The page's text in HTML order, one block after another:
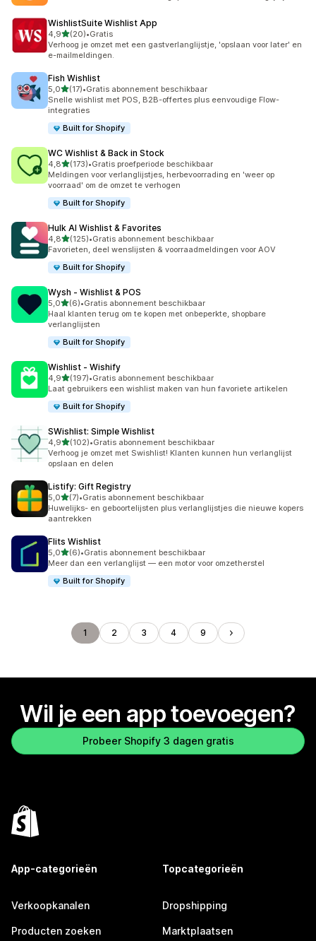
WishlistSuite Wishlist App
4,9van 5 sterren
(20)
20 recensies in totaal
•Gratis
Verhoog je omzet met een gastverlanglijstje, 'opslaan voor later' en
e-mailmeldingen.
Fish Wishlist
5,0van 5 sterren
(17)
17 recensies in totaal
•Gratis abonnement beschikbaar
Snelle wishlist met POS, B2B-offertes plus eenvoudige Flow-
integraties
Built for Shopify
WC Wishlist & Back in Stock
4,8van 5 sterren
(173)
173 recensies in totaal
•Gratis proefperiode beschikbaar
Meldingen voor verlanglijstjes, herbevoorrading en 'weer op
voorraad' om de omzet te verhogen
Built for Shopify
Hulk AI Wishlist & Favorites
4,8van 5 sterren
(125)
125 recensies in totaal
•Gratis abonnement beschikbaar
Favorieten, deel wenslijsten & voorraadmeldingen voor AOV
Built for Shopify
Wysh ‑ Wishlist & POS
5,0van 5 sterren
(6)
6 recensies in totaal
•Gratis abonnement beschikbaar
Haal klanten terug om te kopen met onbeperkte, shopbare
verlanglijsten
Built for Shopify
Wishlist ‑ Wishify
4,9van 5 sterren
(197)
197 recensies in totaal
•Gratis abonnement beschikbaar
Laat gebruikers een wishlist maken van hun favoriete artikelen
Built for Shopify
SWishlist: Simple Wishlist
4,9van 5 sterren
(102)
102 recensies in totaal
•Gratis abonnement beschikbaar
Verhoog je omzet met Swishlist! Klanten kunnen hun verlanglijst
opslaan en delen
Listify: Gift Registry
5,0van 5 sterren
(7)
7 recensies in totaal
•Gratis abonnement beschikbaar
Huwelijks- en geboortelijsten plus verlanglijstjes die nieuwe kopers
aantrekken
Flits Wishlist
5,0van 5 sterren
(6)
6 recensies in totaal
•Gratis abonnement beschikbaar
Meer dan een verlanglijst — een motor voor omzetherstel
Built for Shopify
1 2 3 4 9
Wil je een app toevoegen?
Probeer Shopify 3 dagen gratis
App-categorieën
Verkoopkanalen
Producten zoeken
Topcategorieën
Dropshipping
Marktplaatsen